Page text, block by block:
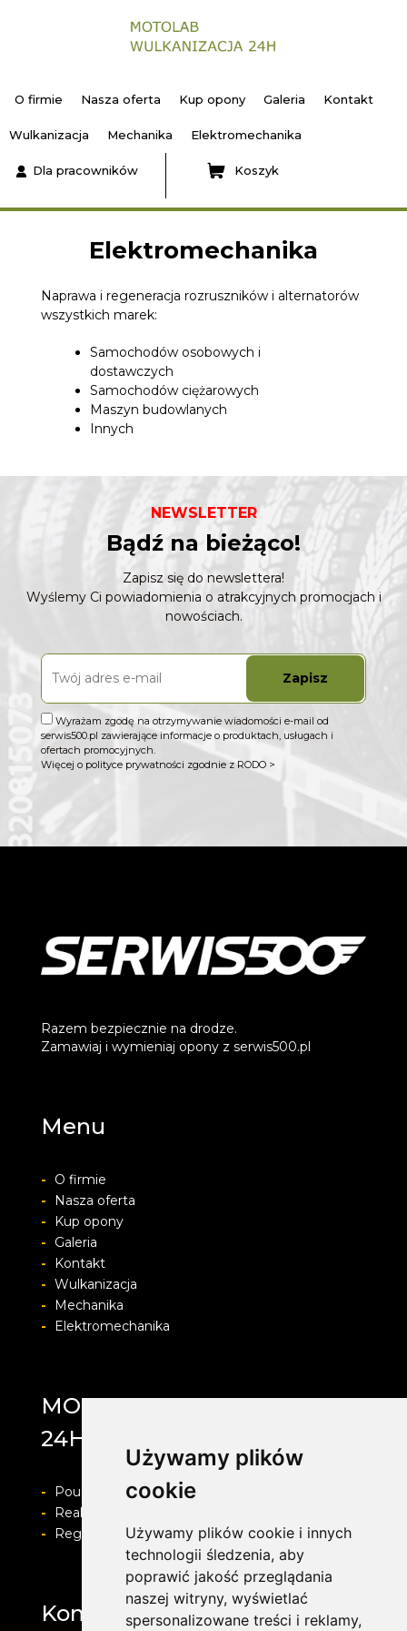
Używamy plików
cookie
Używamy plików cookie i innych
technologii śledzenia, aby
poprawić jakość przeglądania
naszej witryny, wyświetlać
spersonalizowane treści i reklamy,
O firmie Nasza oferta Kup opony Galeria Kontakt
Wulkanizacja Mechanika Elektromechanika
Dla pracowników Koszyk
Elektromechanika
Naprawa i regeneracja rozruszników i alternatorów
wszystkich marek:
Samochodów osobowych i
dostawczych
Samochodów ciężarowych
Maszyn budowlanych
Innych
NEWSLETTER
Bądź na bieżąco!
Zapisz się do newslettera!
Wyślemy Ci powiadomienia o atrakcyjnych promocjach i
nowościach.
Zapisz
Wyrażam zgodę na otrzymywanie wiadomości e-mail od
serwis500.pl zawierające informacje o produktach, usługach i
ofertach promocyjnych.
Więcej o polityce prywatności zgodnie z RODO >
Razem bezpiecznie na drodze.
Zamawiaj i wymieniaj opony z serwis500.pl
Menu
-
O firmie
-
Nasza oferta
-
Kup opony
-
Galeria
-
Kontakt
- Wulkanizacja
-
Mechanika
-
Elektromechanika
MOTOLAB WULKANIZACJA
24H
-
Pouczenie o prawie do odstapienia od umowy
-
Realizacja zamówienia i formy płatności
-
Regulamin i Polityka prywatności
Kontakt